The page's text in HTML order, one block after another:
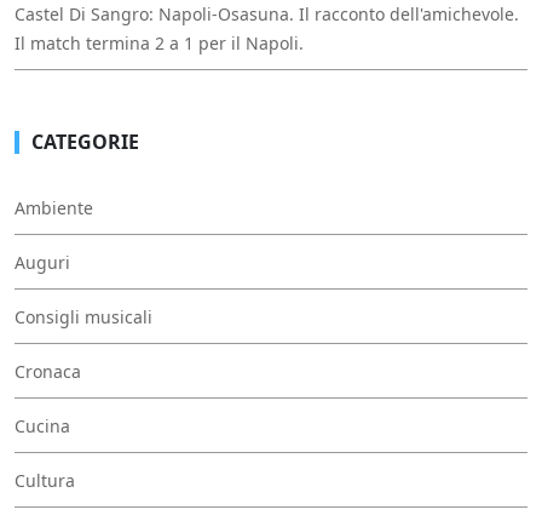
Castel Di Sangro: Napoli-Osasuna. Il racconto dell'amichevole.
Il match termina 2 a 1 per il Napoli.
CATEGORIE
Ambiente
Auguri
Consigli musicali
Cronaca
Cucina
Cultura